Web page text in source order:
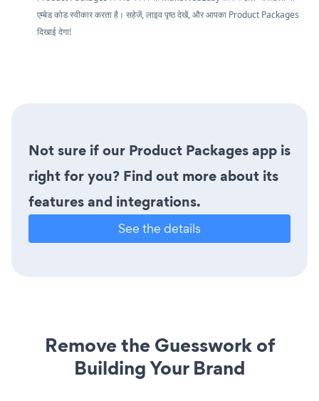
एम्बेड कोड स्वीकार करता है। सहेजें, लाइव पृष्ठ देखें, और आपका Product Packages
दिखाई देगा!
Not sure if our Product Packages app is
right for you? Find out more about its
features and integrations.
See the details
Remove the Guesswork of
Building Your Brand